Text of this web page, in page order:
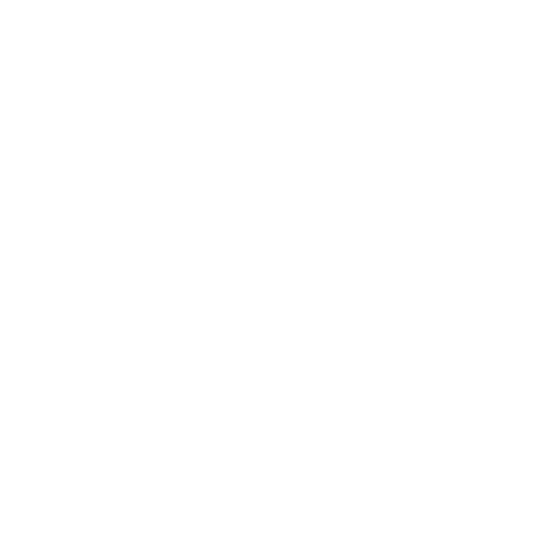
potrápí, poskládat je totiž musí hned do